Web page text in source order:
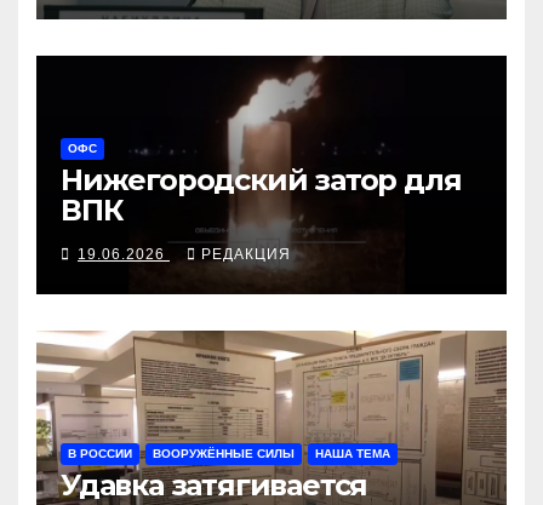
ОФС
Нижегородский затор для
ВПК
19.06.2026 РЕДАКЦИЯ
В РОССИИ ВООРУЖЁННЫЕ СИЛЫ НАША ТЕМА
Удавка затягивается